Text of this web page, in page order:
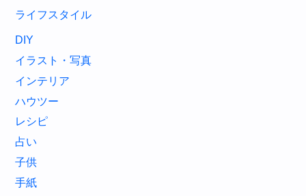
ライフスタイル
DIY
イラスト・写真
インテリア
ハウツー
レシピ
占い
子供
手紙